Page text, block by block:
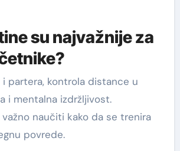
su najvažnije za
i partera, kontrola distance u
i mentalna izdržljivost.
naučiti kako da se trenira
povrede.